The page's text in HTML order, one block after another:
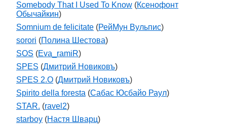
Somebody That I Used To Know (Ксенофонт
Обычайкин)
Somnium de felicitate (РейМун Вульпис)
sorori (Полина Шестова)
SOS (Eva_ramiR)
SPES (Дмитрий Новиковъ)
SPES 2.O (Дмитрий Новиковъ)
Spirito della foresta (Сабас Юсбайо Раул)
STAR. (ravel2)
starboy (Настя Шварц)